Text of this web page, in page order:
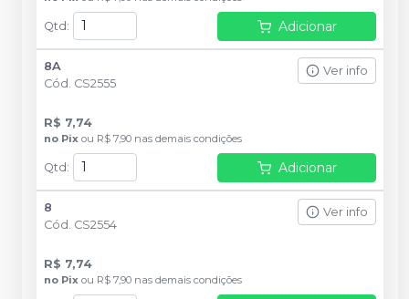
Qtd : Adicionar
8A
Cód. CS2555
Ver info
R$ 7,74
no Pix ou R$ 7,90 nas demais condições
Qtd : Adicionar
8
Cód. CS2554
Ver info
R$ 7,74
no Pix ou R$ 7,90 nas demais condições